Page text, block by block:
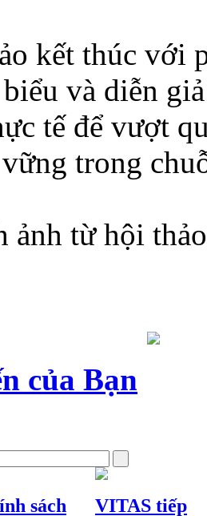
kết thúc với
và diễn
tế để vượt
trong
ảnh từ hội
của Bạn
sách
VITAS tiếp